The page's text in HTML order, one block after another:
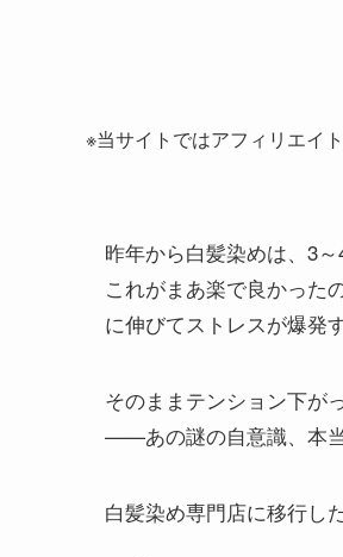
※当サイトではアフィリエイ
昨年から白髪染めは、3
これがまあ楽で良かった
に伸びてストレスが爆発
そのままテンション下が
——あの謎の自意識、本当
白髪染め専門店に移行し